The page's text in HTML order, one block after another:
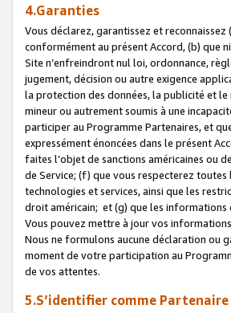
4.Garanties
Vous déclarez, garantissez et
conformément au présent Accord, (b) que
Site n’enfreindront nul loi, ordonnance,
jugement, décision ou autre exigence
la protection des données, la publicité et le
mineur ou autrement soumis à une
participer au Programme Partenaires, et
expressément énoncées dans le présent
faites l’objet de sanctions américaines ou
de Service; (f) que vous respecterez
technologies et services, ainsi que les
droit américain; et (g) que les informations
Vous pouvez mettre à jour vos
Nous ne formulons aucune déclaration ou
moment de votre participation au
de vos attentes.
5.S’identifier comme Partenaire